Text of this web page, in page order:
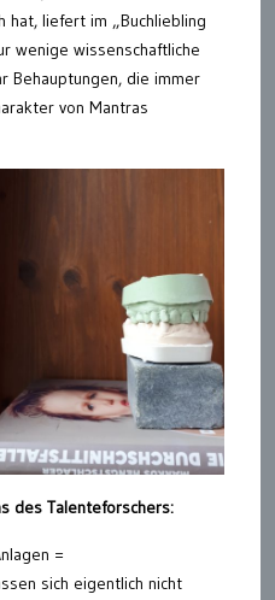
hat, liefert im „Buchliebling
wenige wissenschaftliche
Behauptungen, die immer
von Mantras
des Talenteforschers:
=
sich eigentlich nicht